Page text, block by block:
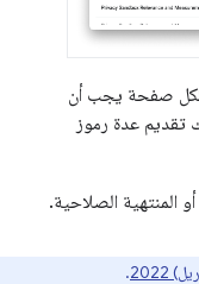
لكل صفحة يجب أن
تقديم عدة رموز
.